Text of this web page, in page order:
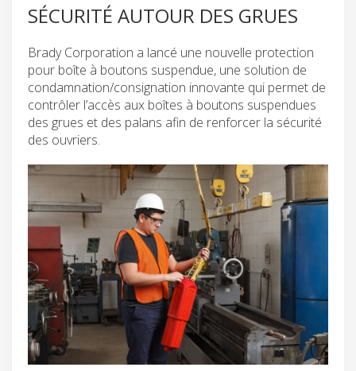
SÉCURITÉ AUTOUR DES GRUES
Brady Corporation a lancé une nouvelle protection
pour boîte à boutons suspendue, une solution de
condamnation/consignation innovante qui permet de
contrôler l’accès aux boîtes à boutons suspendues
des grues et des palans afin de renforcer la sécurité
des ouvriers.